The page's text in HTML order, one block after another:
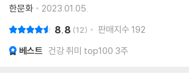
한문화
2023.01.05.
8.8 12 판매지수 192
베스트 건강 취미 top100 3주